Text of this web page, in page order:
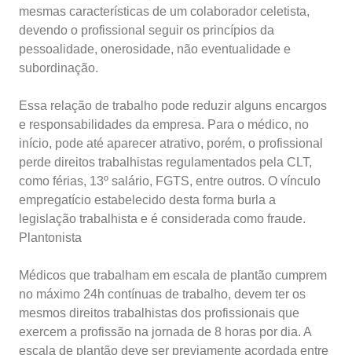
mesmas características de um colaborador celetista,
devendo o profissional seguir os princípios da
pessoalidade, onerosidade, não eventualidade e
subordinação.
Essa relação de trabalho pode reduzir alguns encargos
e responsabilidades da empresa. Para o médico, no
início, pode até aparecer atrativo, porém, o profissional
perde direitos trabalhistas regulamentados pela CLT,
como férias, 13º salário, FGTS, entre outros. O vínculo
empregatício estabelecido desta forma burla a
legislação trabalhista e é considerada como fraude.
Plantonista
Médicos que trabalham em escala de plantão cumprem
no máximo 24h contínuas de trabalho, devem ter os
mesmos direitos trabalhistas dos profissionais que
exercem a profissão na jornada de 8 horas por dia. A
escala de plantão deve ser previamente acordada entre